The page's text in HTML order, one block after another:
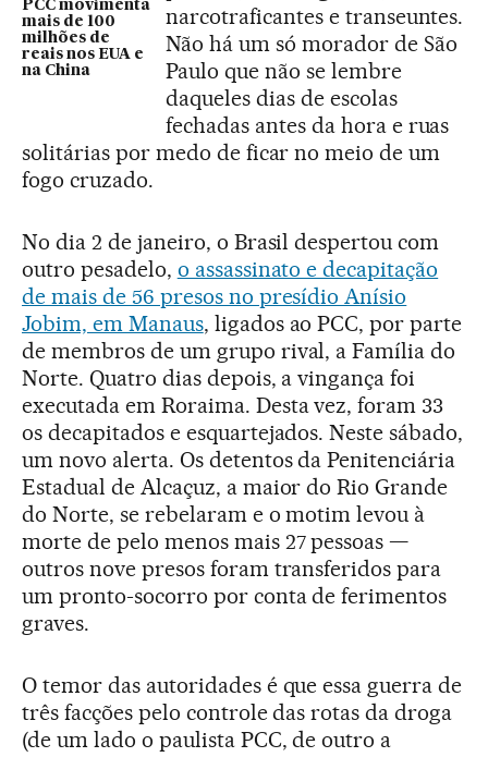
PCC movimenta
mais de 100
milhões de
reais nos EUA e
na China
narcotraficantes e transeuntes.
Não há um só morador de São
Paulo que não se lembre
daqueles dias de escolas
fechadas antes da hora e ruas
solitárias por medo de ficar no meio de um
fogo cruzado.
No dia 2 de janeiro, o Brasil despertou com
outro pesadelo, o assassinato e decapitação
de mais de 56 presos no presídio Anísio
Jobim, em Manaus, ligados ao PCC, por parte
de membros de um grupo rival, a Família do
Norte. Quatro dias depois, a vingança foi
executada em Roraima. Desta vez, foram 33
os decapitados e esquartejados. Neste sábado,
um novo alerta. Os detentos da Penitenciária
Estadual de Alcaçuz, a maior do Rio Grande
do Norte, se rebelaram e o motim levou à
morte de pelo menos mais 27 pessoas —
outros nove presos foram transferidos para
um pronto-socorro por conta de ferimentos
graves.
O temor das autoridades é que essa guerra de
três facções pelo controle das rotas da droga
(de um lado o paulista PCC, de outro a